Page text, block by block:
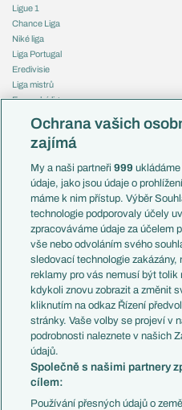
Ligue 1
Chance Liga
Niké liga
Liga Portugal
Eredivisie
Liga mistrů
Evropská liga
Mistrovství světa
Liga národů
Témata
Představení týmů MS
EuroSkauting
PL v kostce
Evropské koeficienty
Přestupy
Přestupové spekulace
Zranění
Kluby
Arsenal FC
Chelsea FC
Manchester United
AC Milán
Juventus FC
Ochrana vašich
zajímá
My a naši partneři999
údaje, jako jsou údaje o
máme k nim přístup. Výběr
technologie podporovaly účely
zpracováváme údaje za účelem
vše nebo odvoláním svého
sledovací technologie zakázány,
reklamy pro vás nemusí být
kdykoli znovu zobrazit a změnit
kliknutím na odkaz Řízení
stránky. Vaše volby se projeví v
podrobnosti naleznete v našich
údajů.
Společně s našimi partnery
cílem:
Používání přesných údajů o